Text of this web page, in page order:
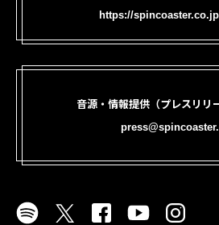
https://
音源・情報提供（プレスリリ